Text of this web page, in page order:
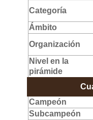
Categoría
Ámbito
Organización
Nivel en la
pirámide
Campeón
Subcampeón